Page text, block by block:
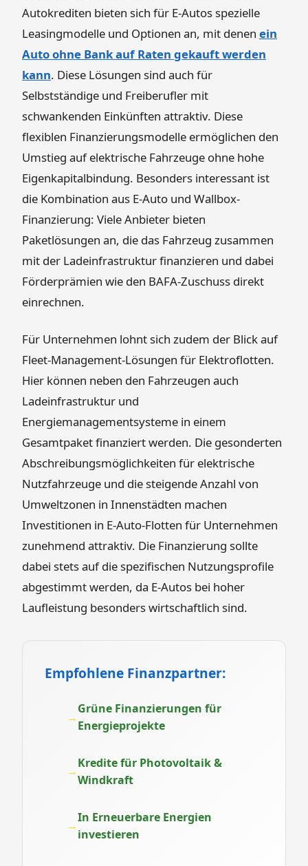
Autokrediten bieten sich für E-Autos spezielle
Leasingmodelle und Optionen an, mit denen ein
Auto ohne Bank auf Raten gekauft werden
kann. Diese Lösungen sind auch für
Selbstständige und Freiberufler mit
schwankenden Einkünften attraktiv. Diese
flexiblen Finanzierungsmodelle ermöglichen den
Umstieg auf elektrische Fahrzeuge ohne hohe
Eigenkapitalbindung. Besonders interessant ist
die Kombination aus E-Auto und Wallbox-
Finanzierung: Viele Anbieter bieten
Paketlösungen an, die das Fahrzeug zusammen
mit der Ladeinfrastruktur finanzieren und dabei
Förderprämien wie den BAFA-Zuschuss direkt
einrechnen.
Für Unternehmen lohnt sich zudem der Blick auf
Fleet-Management-Lösungen für Elektroflotten.
Hier können neben den Fahrzeugen auch
Ladeinfrastruktur und
Energiemanagementsysteme in einem
Gesamtpaket finanziert werden. Die gesonderten
Abschreibungsmöglichkeiten für elektrische
Nutzfahrzeuge und die steigende Anzahl von
Umweltzonen in Innenstädten machen
Investitionen in E-Auto-Flotten für Unternehmen
zunehmend attraktiv. Die Finanzierung sollte
dabei stets auf die spezifischen Nutzungsprofile
abgestimmt werden, da E-Autos bei hoher
Laufleistung besonders wirtschaftlich sind.
Empfohlene Finanzpartner:
Grüne Finanzierungen für
Energieprojekte
Kredite für Photovoltaik &
Windkraft
In Erneuerbare Energien
investieren